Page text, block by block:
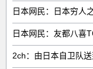
日本网民：友都八喜